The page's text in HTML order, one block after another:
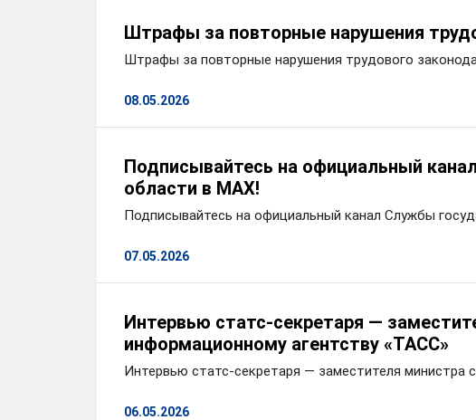
Штрафы за повторные нарушения
Штрафы за повторные нарушения трудового
08.05.2026
Подписывайтесь на официальный
области в MAX!
Подписывайтесь на официальный канал Службы
07.05.2026
Интервью статс-секретаря —
информационному агентству «ТАСС»
Интервью статс-секретаря — заместителя
06.05.2026